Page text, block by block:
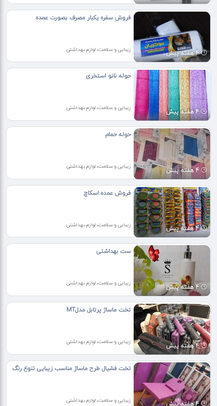
4 هفته پیش
فروش سفره یکبار مصرف بصورت عمده
زیبایی و سلامت، لوازم بهداشتی
4 هفته پیش
حوله نانو استخری
زیبایی و سلامت، لوازم بهداشتی
4 هفته پیش
حوله حمام
زیبایی و سلامت، لوازم بهداشتی
4 هفته پیش
فروش عمده اسکاچ
زیبایی و سلامت، لوازم بهداشتی
4 هفته پیش
ست بهداشتی
زیبایی و سلامت، لوازم بهداشتی
4 هفته پیش
تخت ماساژ پرتابل مدلMT
زیبایی و سلامت، لوازم بهداشتی
تخت فشیال طرح ماساژ مناسب زیبایی تنوع رنگ
زیبایی و سلامت، لوازم بهداشتی